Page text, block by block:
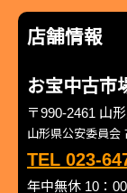
店舗情報
お宝中古市
〒990-2461 山
山形県公安委員会
TEL 023-
年中無休 10：